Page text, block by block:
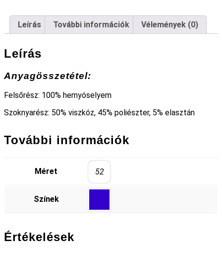
Leírás További információk Vélemények (0)
Leírás
Anyagösszetétel:
Felsőrész: 100% hernyóselyem
Szoknyarész: 50% viszkóz, 45% poliészter, 5% elasztán
További információk
Méret 52
Színek
Értékelések